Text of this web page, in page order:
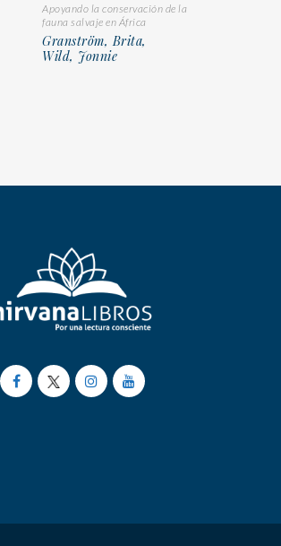
Apoyando la conservación de la
fauna salvaje en África
Granström, Brita,
Wild, Jonnie